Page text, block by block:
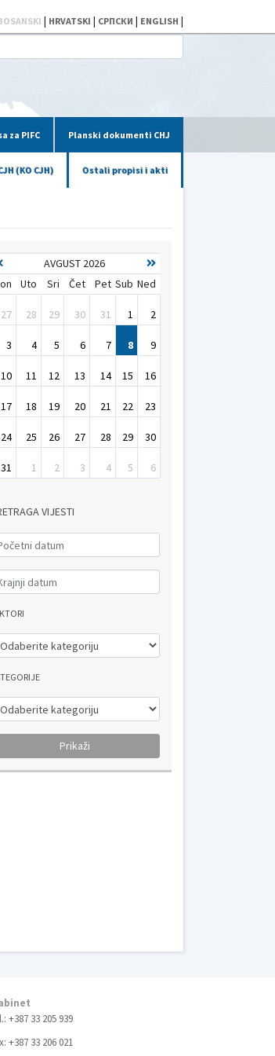
| HRVATSKI | СРПСКИ | ENGLISH |
za PIFC Planski dokumenti CHJ
(KO CJH) Ostali propisi i akti
AVGUST 2026
Uto Sri Čet Pet Sub Ned
27 28 29 30 31 1 2
3 4 5 6 7 8 9
10 11 12 13 14 15 16
17 18 19 20 21 22 23
24 25 26 27 28 29 30
31 1 2 3 4 5 6
VIJESTI
+387 33 205 939
+387 33 206 021